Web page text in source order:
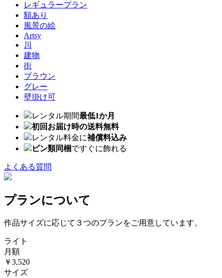
レギュラープラン
額あり
風景の絵
Artsy
川
建物
街
ブラウン
グレー
壁掛け可
レンタル期間最低1か月
初回お届け時の送料無料
レンタル料金に補償料込み
ピン類同梱ですぐに飾れる
よくある質問
プランについて
作品サイズに応じて３つのプランをご用意しています。
ライト
月額
￥3,520
サイズ